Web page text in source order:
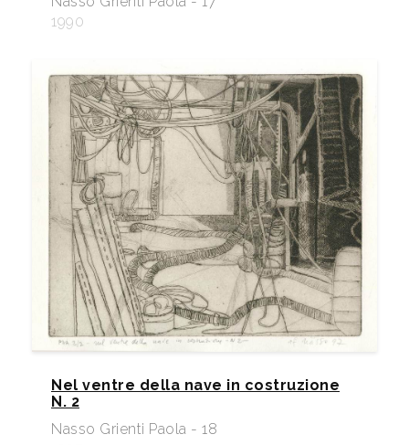
1990
Nel ventre della nave in costruzione
N. 2
Nasso Grienti Paola - 18